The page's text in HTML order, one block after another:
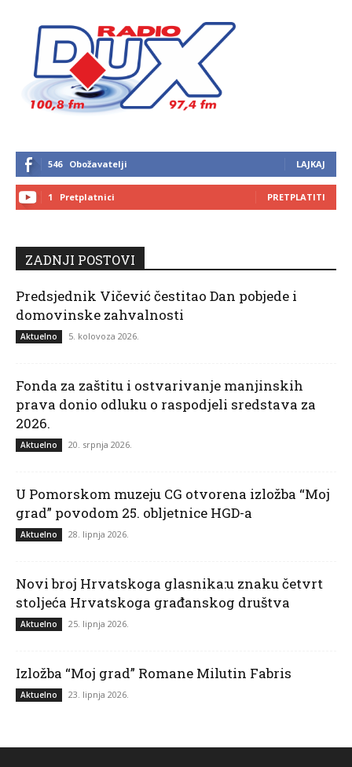
546 Obožavatelji LAJKAJ
1 Pretplatnici PRETPLATITI
ZADNJI POSTOVI
Predsjednik Vičević čestitao Dan pobjede i
domovinske zahvalnosti
Aktuelno 5. kolovoza 2026.
Fonda za zaštitu i ostvarivanje manjinskih
prava donio odluku o raspodjeli sredstava za
2026.
Aktuelno 20. srpnja 2026.
U Pomorskom muzeju CG otvorena izložba “Moj
grad” povodom 25. obljetnice HGD-a
Aktuelno 28. lipnja 2026.
Novi broj Hrvatskoga glasnika:u znaku četvrt
stoljeća Hrvatskoga građanskog društva
Aktuelno 25. lipnja 2026.
Izložba “Moj grad” Romane Milutin Fabris
Aktuelno 23. lipnja 2026.